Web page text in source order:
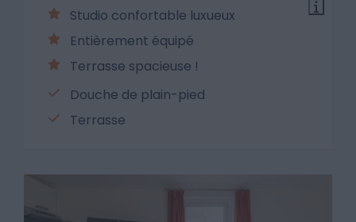
Studio confortable luxueux
Entièrement équipé
Terrasse spacieuse !
Douche de plain-pied
Terrasse